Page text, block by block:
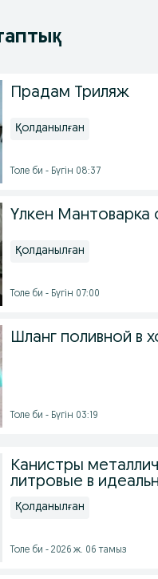
Прадам Триляж
Қолданылған
Толе би - Бүгін 08:37
Үлкен Мантоварка
Қолданылған
Толе би - Бүгін 07:00
Шланг поливной в
Толе би - Бүгін 03:19
Канистры
литровые в
Қолданылған
Толе би - 2026 ж. 06 тамыз